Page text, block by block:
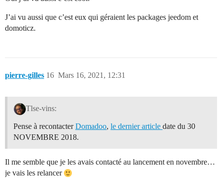
J’ai vu aussi que c’est eux qui géraient les packages jeedom et
domoticz.
pierre-gilles Mars 16, 2021, 12:31
16
Tlse-vins:
Pense à recontacterDomadoo, le dernier article date du 30
NOVEMBRE 2018.
Il me semble que je les avais contacté au lancement en novembre…
je vais les relancer